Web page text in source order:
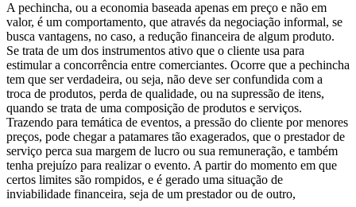
A pechincha, ou a economia baseada apenas em preço e não em
valor, é um comportamento, que através da negociação informal, se
busca vantagens, no caso, a redução financeira de algum produto.
Se trata de um dos instrumentos ativo que o cliente usa para
estimular a concorrência entre comerciantes. Ocorre que a pechincha
tem que ser verdadeira, ou seja, não deve ser confundida com a
troca de produtos, perda de qualidade, ou na supressão de itens,
quando se trata de uma composição de produtos e serviços.
Trazendo para temática de eventos, a pressão do cliente por menores
preços, pode chegar a patamares tão exagerados, que o prestador de
serviço perca sua margem de lucro ou sua remuneração, e também
tenha prejuízo para realizar o evento. A partir do momento em que
certos limites são rompidos, e é gerado uma situação de
inviabilidade financeira, seja de um prestador ou de outro,